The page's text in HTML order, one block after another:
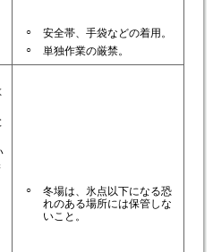
○ 安全帯、手袋などの着用。
○
単独作業の厳禁。
○
冬場は、氷点以下になる恐
れのある場所には保管しな
いこと。